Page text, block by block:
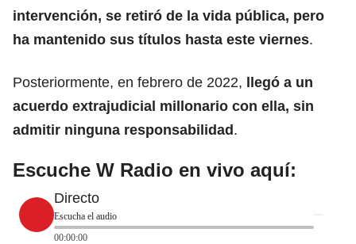
intervención, se retiró de la vida pública, pero
ha mantenido sus títulos hasta este viernes.
Posteriormente, en febrero de 2022, llegó a un
acuerdo extrajudicial millonario con ella, sin
admitir ninguna responsabilidad.
Escuche W Radio en vivo aquí:
Directo
Escucha el audio
00:00:00